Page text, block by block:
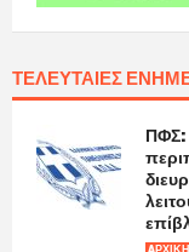
ΤΕΛΕΥΤΑΙΕΣ
ΠΦΣ: